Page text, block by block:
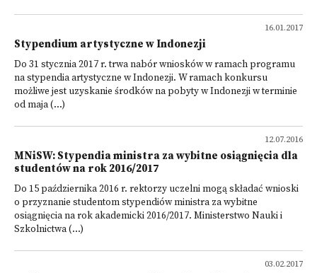
16.01.2017
Stypendium artystyczne w Indonezji
Do 31 stycznia 2017 r. trwa nabór wniosków w ramach programu
na stypendia artystyczne w Indonezji. W ramach konkursu
możliwe jest uzyskanie środków na pobyty w Indonezji w terminie
od maja (...)
12.07.2016
MNiSW: Stypendia ministra za wybitne osiągnięcia dla
studentów na rok 2016/2017
Do 15 października 2016 r. rektorzy uczelni mogą składać wnioski
o przyznanie studentom stypendiów ministra za wybitne
osiągnięcia na rok akademicki 2016/2017. Ministerstwo Nauki i
Szkolnictwa (...)
03.02.2017